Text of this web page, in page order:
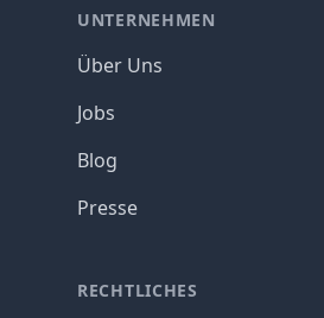
UNTERNEHMEN
Über Uns
Jobs
Blog
Presse
RECHTLICHES